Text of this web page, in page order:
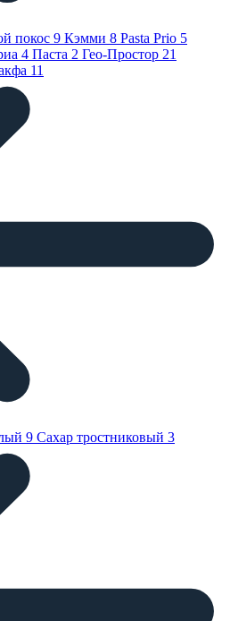
покос 9 Кэмми 8 Pasta Prio 5
4 Паста 2 Гео-Простор 21
11
9 Сахар тростниковый 3